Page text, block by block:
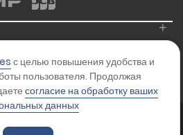
+
защищены.
с целью повышения удобства и
пользователя. Продолжая
согласие на обработку ваших
данных